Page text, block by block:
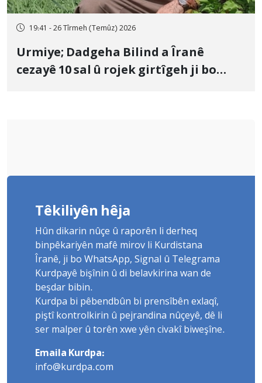
19:41 - 26 Tîrmeh (Temûz) 2026
Urmiye; Dadgeha Bilind a Îranê
cezayê 10 sal û rojek girtîgeh ji bo
Têkiliyên hêja
Hûn dikarin nûçe û raporên li derheq
binpêkariyên mafê mirov li Kurdistana
Îranê, ji bo WhatsApp, Signal û Telegrama
Kurdpayê bişînin û di belavkirina wan de
beşdar bibin.
Kurdpa bi pêbendbûn bi prensîbên exlaqî,
piştî kontrolkirin û pejrandina nûçeyê, dê li
ser malper û torên xwe yên civakî biweşîne.
Emaila Kurdpa:
info@kurdpa.com